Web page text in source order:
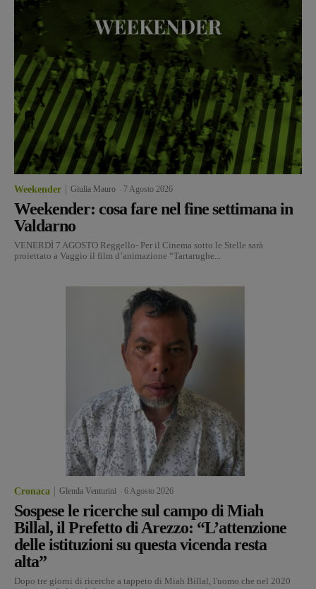
Weekender Giulia Mauro 7 Agosto 2026
Weekender: cosa fare nel fine settimana in
Valdarno
VENERDÌ 7 AGOSTO Reggello- Per il Cinema sotto le Stelle sarà
proiettato a Vaggio il film d’animazione “Tartarughe...
Cronaca Glenda Venturini 6 Agosto 2026
Sospese le ricerche sul campo di Miah
Billal, il Prefetto di Arezzo: “L’attenzione
delle istituzioni su questa vicenda resta
alta”
Dopo tre giorni di ricerche a tappeto di Miah Billal, l'uomo che nel 2020